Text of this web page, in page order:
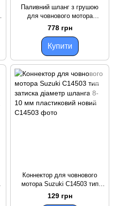
Паливний шланг з грушою
для човнового мотора
C24632-1 Suzuki, масло-
бензостійка гума, довжина 2
м, діаметр
778 грн
Купити
Коннектор для човнового
мотора Suzuki C14503 тип
затиска діаметр шланга 8-10
мм пластиковий новий
129 грн